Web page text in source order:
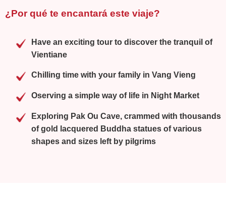
¿Por qué te encantará este viaje?
Have an exciting tour to discover the tranquil of
Vientiane
Chilling time with your family in Vang Vieng
Oserving a simple way of life in Night Market
Exploring Pak Ou Cave, crammed with thousands
of gold lacquered Buddha statues of various
shapes and sizes left by pilgrims